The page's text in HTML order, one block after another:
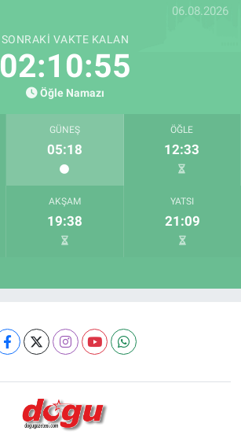
06.08.2026
SONRAKI VAKTE KALAN
02:10:54
Öğle Namazı
GÜNEŞ
05:18
ÖĞLE
12:33
AKŞAM
19:38
YATSI
21:09